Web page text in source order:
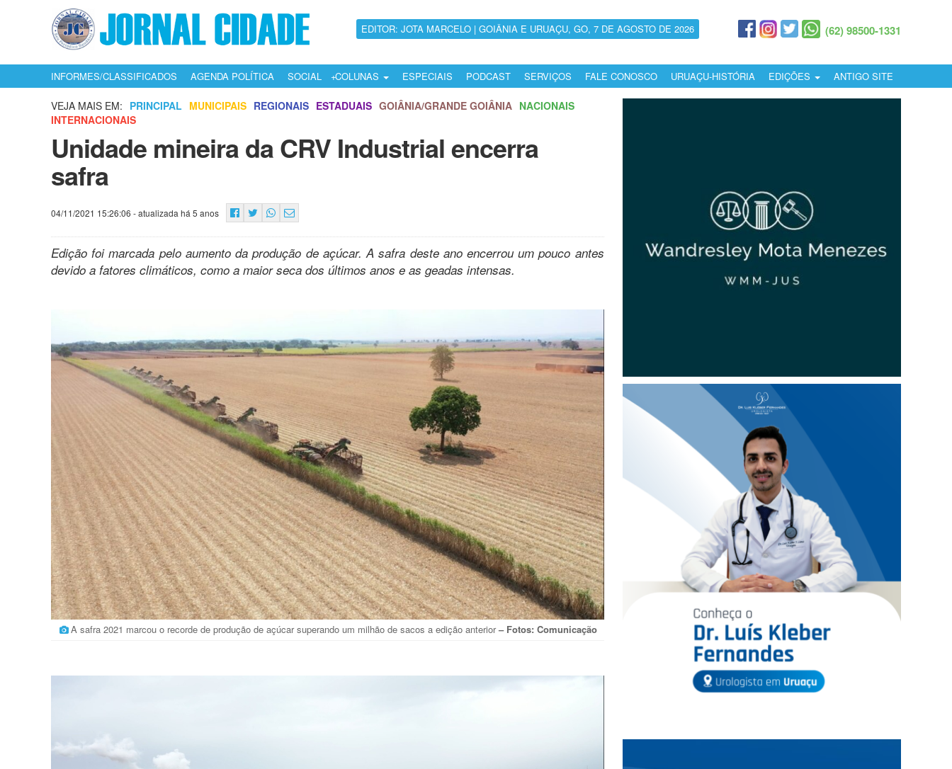
EDITOR: JOTA MARCELO | GOIÂNIA E URUAÇU, GO, 7 DE AGOSTO DE 2026 (62) 98500-1331
INFORMES/CLASSIFICADOS AGENDA POLÍTICA SOCIAL COLUNAS ESPECIAIS PODCAST SERVIÇOS FALE CONOSCO URUAÇU-HISTÓRIA EDIÇÕES ANTIGO SITE
VEJA MAIS EM: PRINCIPAL MUNICIPAIS REGIONAIS ESTADUAIS GOIÂNIA/GRANDE GOIÂNIA NACIONAIS
INTERNACIONAIS
Unidade mineira da CRV Industrial encerra
safra
04/11/2021 15:26:06 - atualizada há 5 anos
Edição foi marcada pelo aumento da produção de açúcar. A safra deste ano encerrou um pouco antes
devido a fatores climáticos, como a maior seca dos últimos anos e as geadas intensas.
A safra 2021 marcou o recorde de produção de açúcar superando um milhão de sacos a edição anterior– Fotos: Comunicação